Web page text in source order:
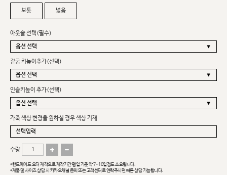
보통 넓음
아웃솔 선택(필수)
겉굽 키높이추가(선택)
인솔키높이 추가(선택)
가죽 색상 변경을 원하실 경우 색상 기재
수량
*핸드메이드 오더 제작으로 제작기간 평일 기준 약 7~10일정도 소요됩니다.
*제품 및 사이즈 상담 시 카카오채널 문의 또는 고객센터로 연락주시면 빠른 상담 가능합니다.